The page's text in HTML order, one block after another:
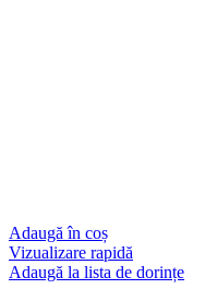
Adaugă în coș
Vizualizare rapidă
Adaugă la lista de dorințe